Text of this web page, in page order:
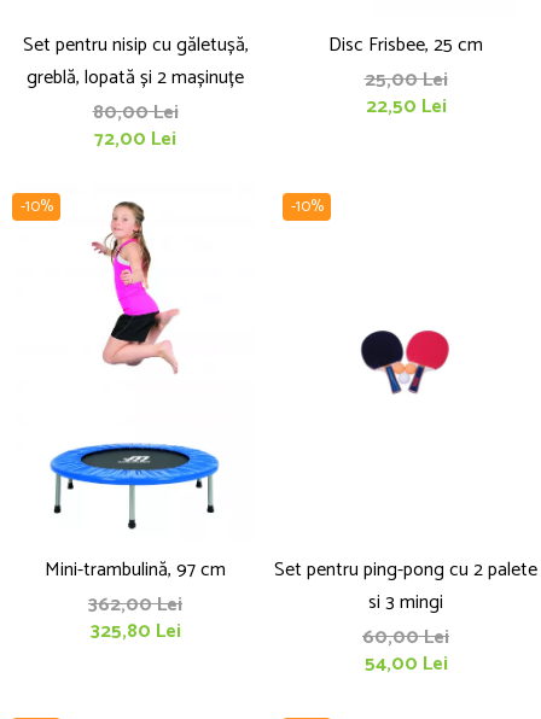
Set pentru nisip cu găletușă,
greblă, lopată și 2 mașinuțe
80,00 Lei
72,00 Lei
Disc Frisbee, 25 cm
25,00 Lei
22,50 Lei
-10%
Mini-trambulină, 97 cm
362,00 Lei
325,80 Lei
-10%
Set pentru ping-pong cu 2 palete
si 3 mingi
60,00 Lei
54,00 Lei